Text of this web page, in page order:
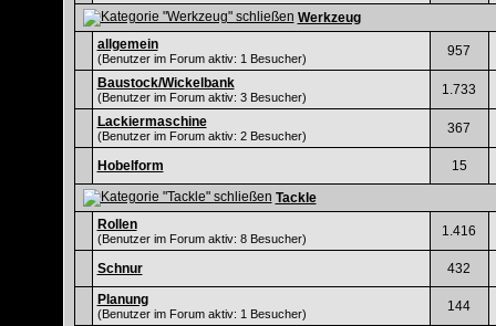
Werkzeug
allgemein
(Benutzer im Forum aktiv: 1 Besucher) 957
Baustock/Wickelbank
(Benutzer im Forum aktiv: 3 Besucher) 1.733
Lackiermaschine
(Benutzer im Forum aktiv: 2 Besucher) 367
Hobelform 15
Tackle
Rollen
(Benutzer im Forum aktiv: 8 Besucher) 1.416
Schnur
432
Planung
(Benutzer im Forum aktiv: 1 Besucher) 144